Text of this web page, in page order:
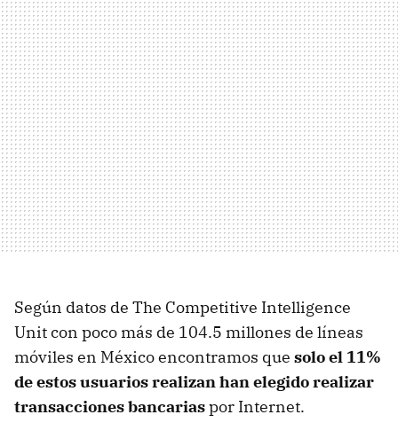
Según datos de The Competitive Intelligence
Unit con poco más de 104.5 millones de líneas
móviles en México encontramos que solo el 11%
de estos usuarios realizan han elegido realizar
transacciones bancariaspor Internet.